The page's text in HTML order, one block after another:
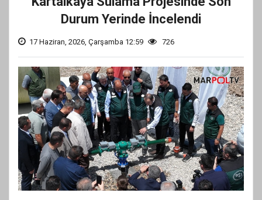
Durum Yerinde İncelendi
17 Haziran, 2026, Çarşamba 12:59 726